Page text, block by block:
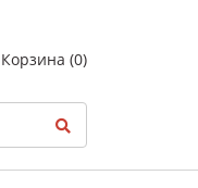
Корзина (0)